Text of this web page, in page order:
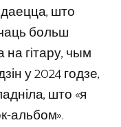
што
больш
гітару, чым
у 2024 годзе,
што «я
альбом».